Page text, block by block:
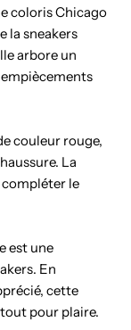
coloris Chicago
la sneakers
arbore un
couleur rouge,
La
le
est une
En
cette
pour plaire.